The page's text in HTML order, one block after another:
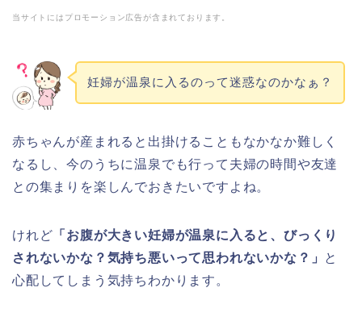
当サイトにはプロモーション広告が含まれております。
妊婦が温泉に入るのって迷惑なのかなぁ？
赤ちゃんが産まれると出掛けることもなかなか難しく
なるし、今のうちに温泉でも行って夫婦の時間や友達
との集まりを楽しんでおきたいですよね。
けれど 「お腹が大きい妊婦が温泉に入ると、びっくり
されないかな？気持ち悪いって思われないかな？」 と
心配してしまう気持ちわかります。